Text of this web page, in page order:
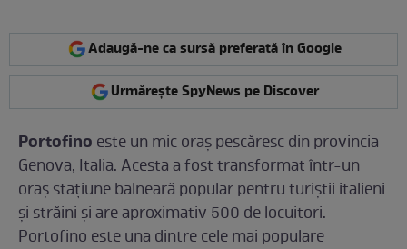
Adaugă-ne ca sursă preferată în Google
Urmărește SpyNews pe Discover
Portofino este un mic oraș pescăresc din provincia
Genova, Italia. Acesta a fost transformat într-un
oraș stațiune balneară popular pentru turiștii italieni
și străini și are aproximativ 500 de locuitori.
Portofino este una dintre cele mai populare